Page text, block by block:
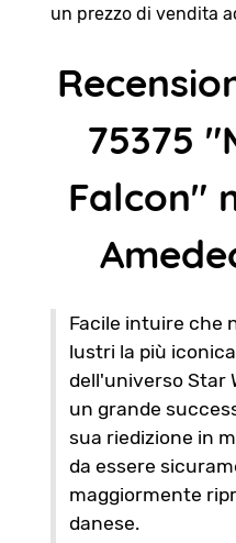
un prezzo di vendita
75375
Falcon"
Facile intuire che
lustri la più
dell'universo Star
un grande
sua riedizione in
da essere
maggiormente
danese.